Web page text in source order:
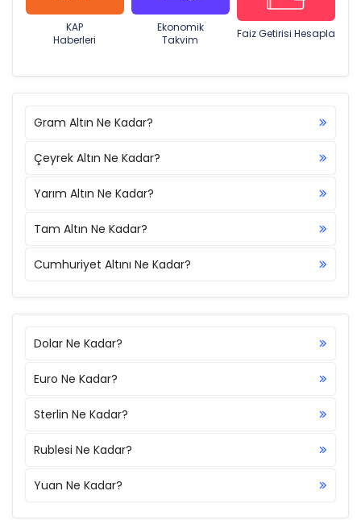
KAP
Haberleri
Ekonomik
Takvim
Faiz Getirisi Hesapla
Gram Altın Ne Kadar?
Çeyrek Altın Ne Kadar?
Yarım Altın Ne Kadar?
Tam Altın Ne Kadar?
Cumhuriyet Altını Ne Kadar?
Dolar Ne Kadar?
Euro Ne Kadar?
Sterlin Ne Kadar?
Rublesi Ne Kadar?
Yuan Ne Kadar?